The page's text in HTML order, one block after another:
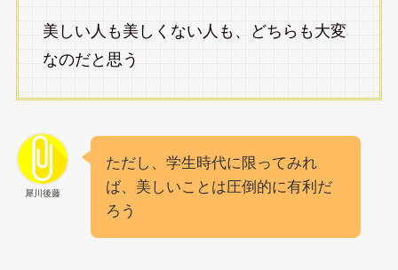
美しい人も美しくない人も、どちらも大変
なのだと思う
犀川後藤
ただし、学生時代に限ってみれ
ば、美しいことは圧倒的に有利だ
ろう